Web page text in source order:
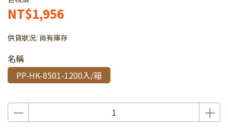
NT$1,956
供貨狀況: 尚有庫存
名稱
PP-HK-8501-1200入/箱